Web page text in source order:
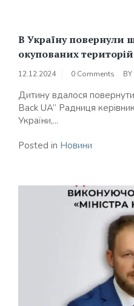
В Україну повернули
окупованих територій
12.12.2024 0 Comments BY
Дитину вдалося
Back UA” Радниця
України,...
Posted in Новини